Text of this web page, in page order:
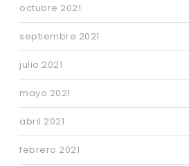
octubre 2021
septiembre 2021
julio 2021
mayo 2021
abril 2021
febrero 2021